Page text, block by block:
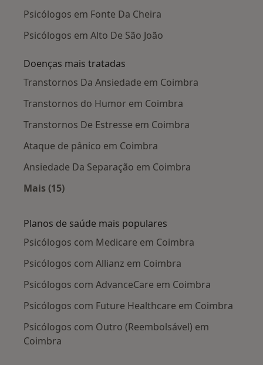
Psicólogos em Fonte Da Cheira
Psicólogos em Alto De São João
Doenças mais tratadas
Transtornos Da Ansiedade em Coimbra
Transtornos do Humor em Coimbra
Transtornos De Estresse em Coimbra
Ataque de pânico em Coimbra
Ansiedade Da Separação em Coimbra
Mais (15)
Planos de saúde mais populares
Psicólogos com Medicare em Coimbra
Psicólogos com Allianz em Coimbra
Psicólogos com AdvanceCare em Coimbra
Psicólogos com Future Healthcare em Coimbra
Psicólogos com Outro (Reembolsável) em
Coimbra